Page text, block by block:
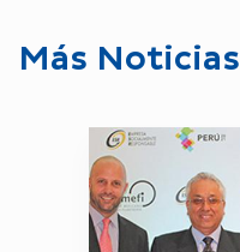
Más Noticias